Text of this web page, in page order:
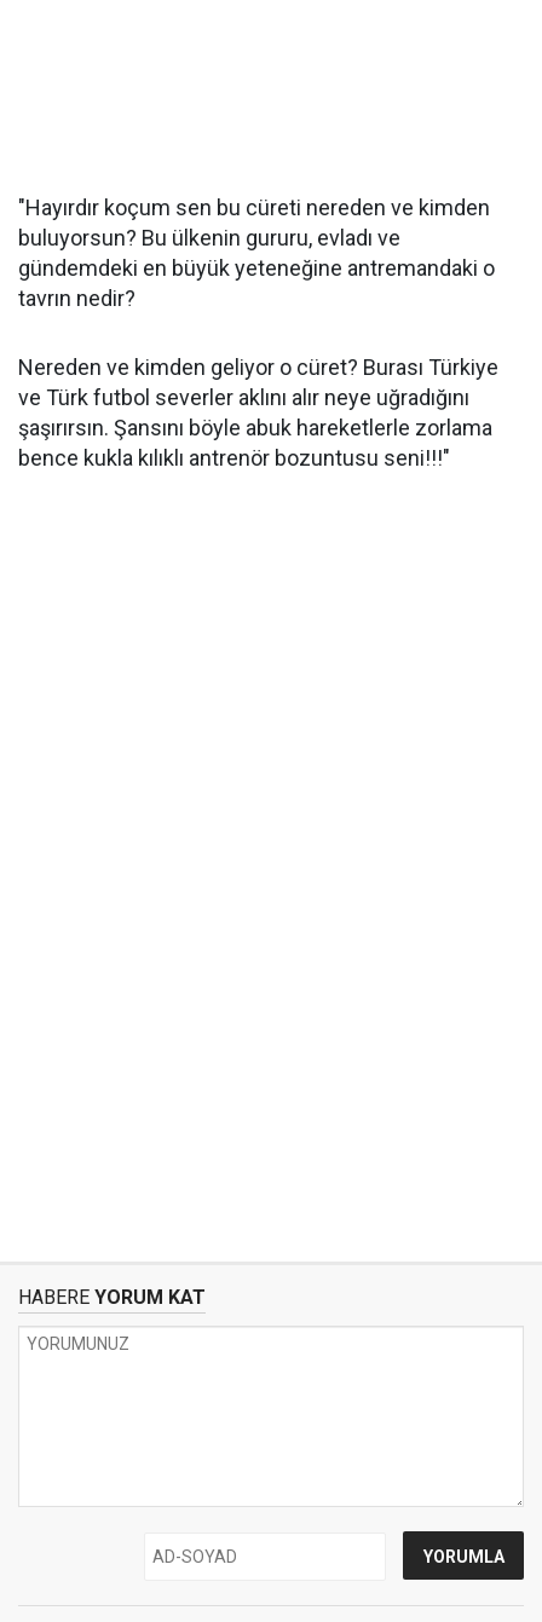
"Hayırdır koçum sen bu cüreti nereden ve kimden
buluyorsun? Bu ülkenin gururu, evladı ve
gündemdeki en büyük yeteneğine antremandaki o
tavrın nedir?
Nereden ve kimden geliyor o cüret? Burası Türkiye
ve Türk futbol severler aklını alır neye uğradığını
şaşırırsın. Şansını böyle abuk hareketlerle zorlama
bence kukla kılıklı antrenör bozuntusu seni!!!"
HABERE YORUM KAT